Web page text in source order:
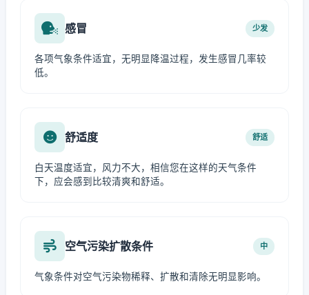
感冒 少发
各项气象条件适宜，无明显降温过程，发生感冒几率较
低。
舒适度 舒适
白天温度适宜，风力不大，相信您在这样的天气条件
下，应会感到比较清爽和舒适。
空气污染扩散条件 中
气象条件对空气污染物稀释、扩散和清除无明显影响。